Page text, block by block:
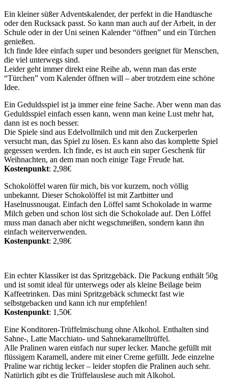
Ein kleiner süßer Adventskalender, der perfekt in die Handtasche
oder den Rucksack passt. So kann man auch auf der Arbeit, in der
Schule oder in der Uni seinen Kalender “öffnen” und ein Türchen
genießen.
Ich finde Idee einfach super und besonders geeignet für Menschen,
die viel unterwegs sind.
Leider geht immer direkt eine Reihe ab, wenn man das erste
“Türchen” vom Kalender öffnen will – aber trotzdem eine schöne
Idee.
Ein Geduldsspiel ist ja immer eine feine Sache. Aber wenn man das
Geduldsspiel einfach essen kann, wenn man keine Lust mehr hat,
dann ist es noch besser.
Die Spiele sind aus Edelvollmilch und mit den Zuckerperlen
versucht man, das Spiel zu lösen. Es kann also das komplette Spiel
gegessen werden. Ich finde, es ist auch ein super Geschenk für
Weihnachten, an dem man noch einige Tage Freude hat.
Kostenpunkt: 2,98€
Schokolöffel waren für mich, bis vor kurzem, noch völlig
unbekannt. Dieser Schokolöffel ist mit Zartbitter und
Haselnussnougat. Einfach den Löffel samt Schokolade in warme
Milch geben und schon löst sich die Schokolade auf. Den Löffel
muss man danach aber nicht wegschmeißen, sondern kann ihn
einfach weiterverwenden.
Kostenpunkt: 2,98€
Ein echter Klassiker ist das Spritzgebäck. Die Packung enthält 50g
und ist somit ideal für unterwegs oder als kleine Beilage beim
Kaffeetrinken. Das mini Spritzgebäck schmeckt fast wie
selbstgebacken und kann ich nur empfehlen!
Kostenpunkt: 1,50€
Eine Konditoren-Trüffelmischung ohne Alkohol. Enthalten sind
Sahne-, Latte Macchiato- und Sahnekaramelltrüffel.
Alle Pralinen waren einfach nur super lecker. Manche gefüllt mit
flüssigem Karamell, andere mit einer Creme gefüllt. Jede einzelne
Praline war richtig lecker – leider stopfen die Pralinen auch sehr.
Natürlich gibt es die Trüffelauslese auch mit Alkohol.